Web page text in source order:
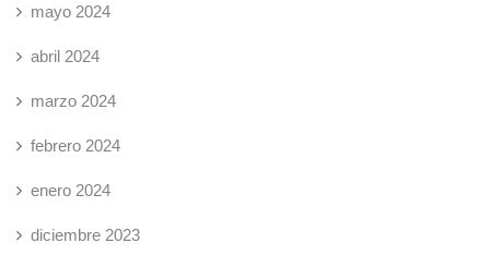
mayo 2024
abril 2024
marzo 2024
febrero 2024
enero 2024
diciembre 2023